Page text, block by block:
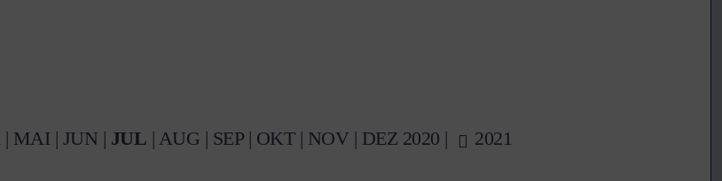
| MAI | JUN | JUL | AUG | SEP| OKT| NOV| DEZ 2020 | 2021